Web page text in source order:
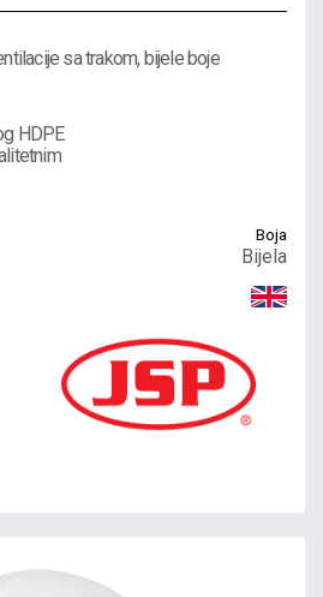
sa trakom, bijele boje
HDPE
Boja
Bijela